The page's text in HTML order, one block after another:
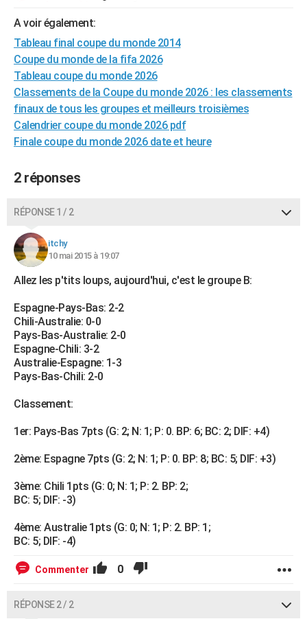
A voir également:
Tableau final coupe du monde 2014
Coupe du monde de la fifa 2026
Tableau coupe du monde 2026
Classements de la Coupe du monde 2026 : les classements
finaux de tous les groupes et meilleurs troisièmes
Calendrier coupe du monde 2026 pdf
Finale coupe du monde 2026 date et heure
2 réponses
RÉPONSE 1 / 2
itchy
10 mai 2015 à 19:07
Allez les p'tits loups, aujourd'hui, c'est le groupe B:
Espagne-Pays-Bas: 2-2
Chili-Australie: 0-0
Pays-Bas-Australie: 2-0
Espagne-Chili: 3-2
Australie-Espagne: 1-3
Pays-Bas-Chili: 2-0
Classement:
1er: Pays-Bas 7pts (G: 2; N: 1; P: 0. BP: 6; BC: 2; DIF: +4)
2ème: Espagne 7pts (G: 2; N: 1; P: 0. BP: 8; BC: 5; DIF: +3)
3ème: Chili 1pts (G: 0; N: 1; P: 2. BP: 2;
BC: 5; DIF: -3)
4ème: Australie 1pts (G: 0; N: 1; P: 2. BP: 1;
BC: 5; DIF: -4)
Commenter 0
RÉPONSE 2 / 2